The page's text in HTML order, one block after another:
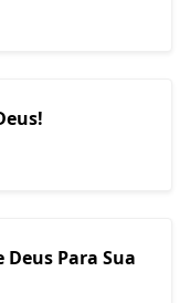
Deus Para Sua